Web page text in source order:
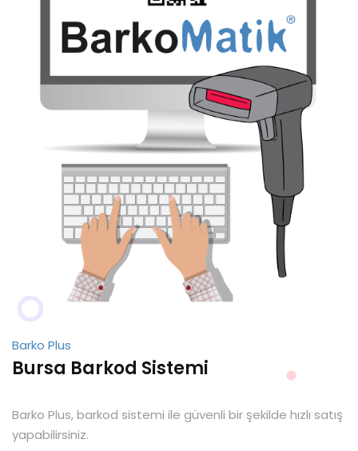
Barko Plus
Bursa Barkod Sistemi
Barko Plus, barkod sistemi ile güvenli bir şekilde hızlı satış
yapabilirsiniz.